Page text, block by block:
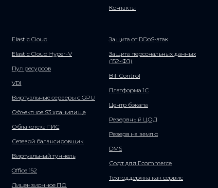
Контакты
Elastic Cloud
Elastic Cloud Hyper-V
Пул ресурсов
VDI
Виртуальные серверы с GPU
Объектное S3 хранилище
Облакотека ГИС
Сетевой балансировщик
Виртуальный туннель
Office 152
Лицензионное ПО
Защита от DDoS-атак
Защита персональных данных
(152-ФЗ)
Bill Control
Платформа 1С
Центр бэкапа
Резервный ЦОД
Резерв на землю
DMS
Софт для Ecommerce
Техподдержка как сервис